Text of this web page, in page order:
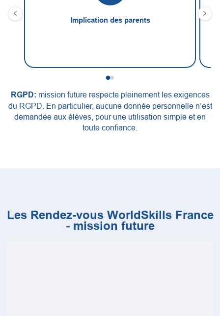
Implication des parents
RGPD: mission future respecte pleinement les exigences
du RGPD. En particulier, aucune donnée personnelle n’est
demandée aux élèves, pour une utilisation simple et en
toute confiance.
Les Rendez-vous WorldSkills France
- mission future